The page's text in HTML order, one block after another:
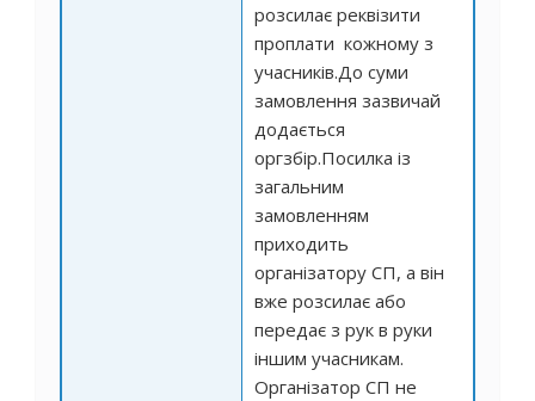
розсилає реквізити
проплати кожному з
учасників.До суми
замовлення зазвичай
додається
оргзбір.Посилка із
загальним
замовленням
приходить
організатору СП, а він
вже розсилає або
передає з рук в руки
іншим учасникам.
Організатор СП не